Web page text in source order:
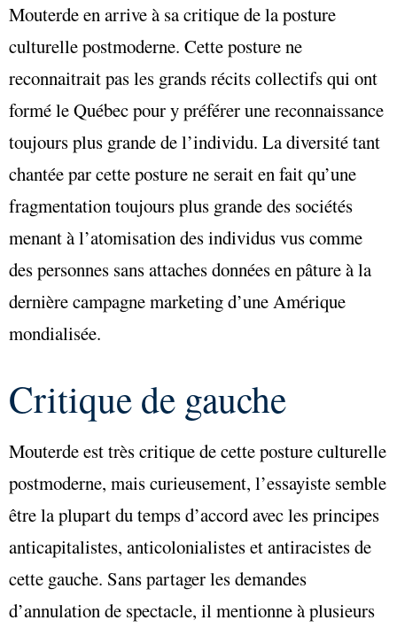
Mouterde en arrive à sa critique de la posture
culturelle postmoderne. Cette posture ne
reconnaitrait pas les grands récits collectifs qui ont
formé le Québec pour y préférer une reconnaissance
toujours plus grande de l’individu. La diversité tant
chantée par cette posture ne serait en fait qu’une
fragmentation toujours plus grande des sociétés
menant à l’atomisation des individus vus comme
des personnes sans attaches données en pâture à la
dernière campagne marketing d’une Amérique
mondialisée.
Critique de gauche
Mouterde est très critique de cette posture culturelle
postmoderne, mais curieusement, l’essayiste semble
être la plupart du temps d’accord avec les principes
anticapitalistes, anticolonialistes et antiracistes de
cette gauche. Sans partager les demandes
d’annulation de spectacle, il mentionne à plusieurs